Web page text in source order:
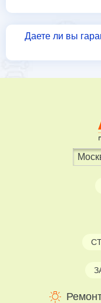
Даете ли вы